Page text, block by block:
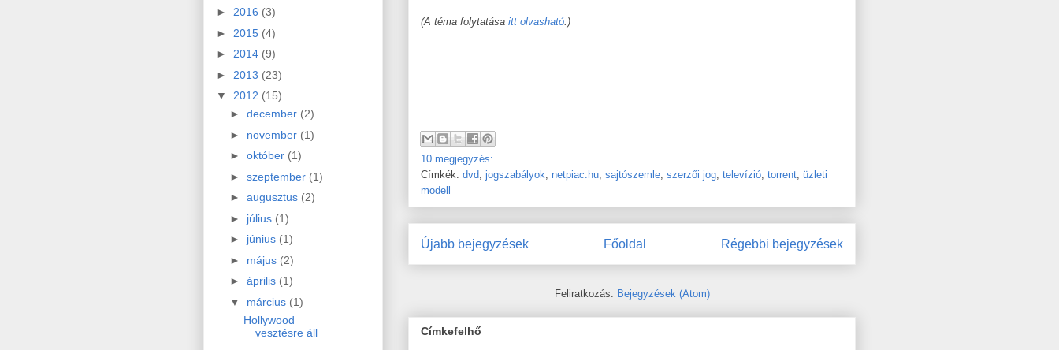
(A téma folytatása itt olvasható .)
10 megjegyzés:
Címkék: dvd jogszabályok netpiac.hu sajtószemle szerzői jog televízió torrent üzleti
modell
Újabb bejegyzések Régebbi bejegyzések
Főoldal
Feliratkozás: Bejegyzések (Atom)
Címkefelhő
► 2016 (3)
► 2015 (4)
► 2014 (9)
► 2013 (23)
▼ 2012 (15)
► december (2)
► november (1)
► október (1)
► szeptember (1)
► augusztus (2)
► július (1)
► június (1)
► május (2)
► április (1)
▼ március (1)
Hollywood
vesztésre áll